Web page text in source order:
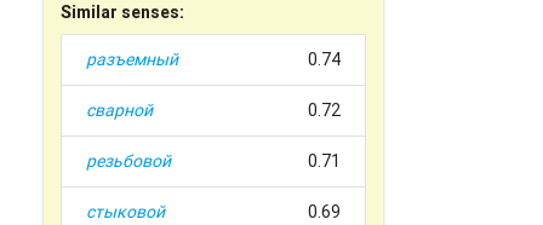
Similar senses:
разъемный 0.74
сварной 0.72
резьбовой 0.71
стыковой 0.69